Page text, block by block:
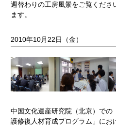
週替わりの工房風景をご覧くださ
ます。
2010年10月22日（金）
中国文化遺産研究院（北京）での
護修復人材育成プログラム」にお